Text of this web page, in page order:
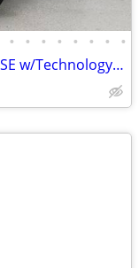
• • • • • • • •
2023 *Volkswagen* *Atlas* *3.6L V6 SE w/Technology 4MOT